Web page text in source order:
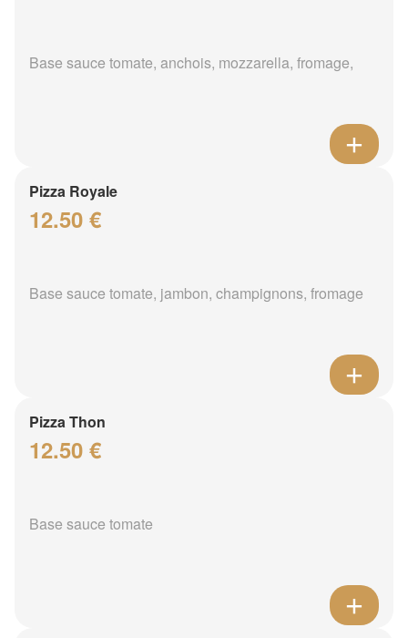
Base sauce tomate, anchois, mozzarella, fromage,
Pizza Royale
12.50 €
Base sauce tomate, jambon, champignons, fromage
Pizza Thon
12.50 €
Base sauce tomate